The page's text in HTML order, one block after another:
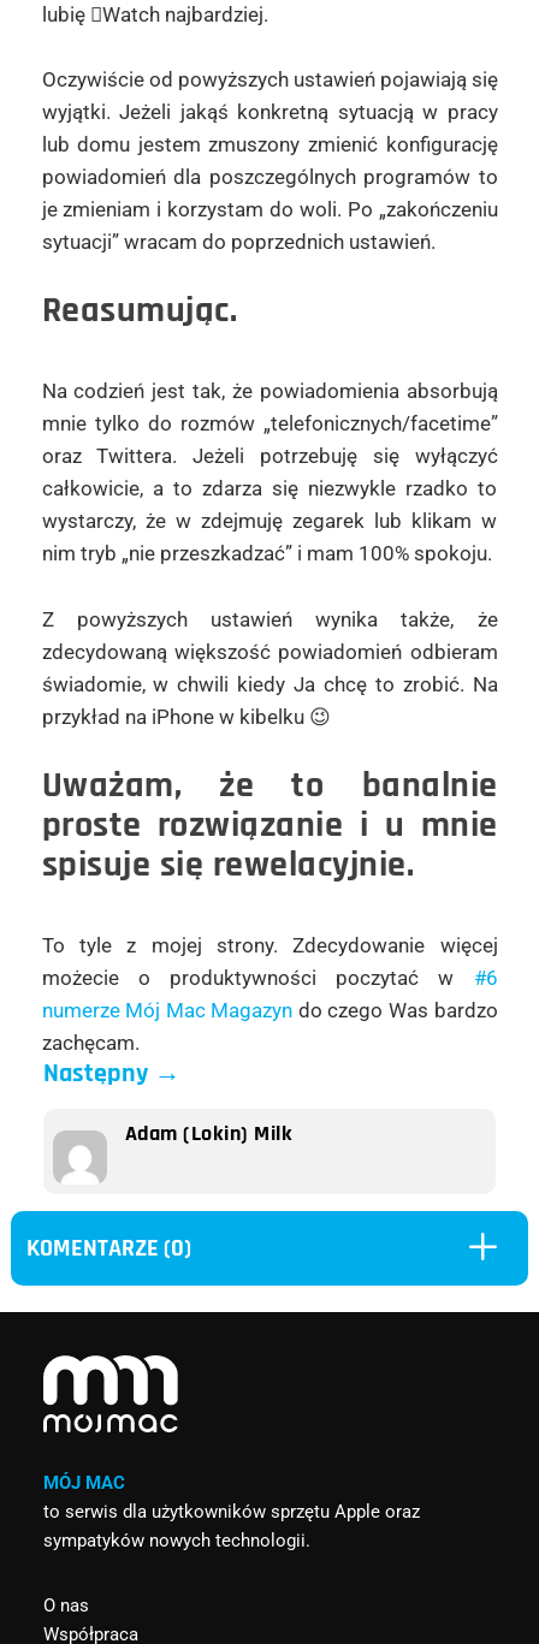
lubię Watch najbardziej.
Oczywiście od powyższych ustawień pojawiają się
wyjątki. Jeżeli jakąś konkretną sytuacją w pracy
lub domu jestem zmuszony zmienić konfigurację
powiadomień dla poszczególnych programów to
je zmieniam i korzystam do woli. Po „zakończeniu
sytuacji” wracam do poprzednich ustawień.
Reasumując.
Na codzień jest tak, że powiadomienia absorbują
mnie tylko do rozmów „telefonicznych/facetime”
oraz Twittera. Jeżeli potrzebuję się wyłączyć
całkowicie, a to zdarza się niezwykle rzadko to
wystarczy, że w zdejmuję zegarek lub klikam w
nim tryb „nie przeszkadzać” i mam 100% spokoju.
Z powyższych ustawień wynika także, że
zdecydowaną większość powiadomień odbieram
świadomie, w chwili kiedy Ja chcę to zrobić. Na
przykład na iPhone w kibelku 😉
Uważam, że to banalnie
proste rozwiązanie i u mnie
spisuje się rewelacyjnie.
To tyle z mojej strony. Zdecydowanie więcej
możecie o produktywności poczytać w #6
numerze Mój Mac Magazyn do czego Was bardzo
zachęcam.
Następny→
Adam (Lokin) Milk
KOMENTARZE (0) L
MÓJ MAC
to serwis dla użytkowników sprzętu Apple oraz
sympatyków nowych technologii.
O nas
Współpraca